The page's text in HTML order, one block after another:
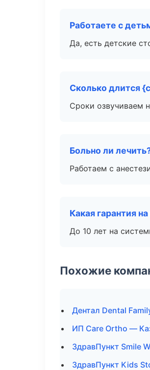
Работаете с
Да, есть детские
Сколько длится
Сроки озвучиваем
Больно ли
Работаем с
Какая гарантия
До 10 лет на
Похожие
Дентал Dental
ИП Care Ortho —
ЗдравПункт Smile
ЗдравПункт Kids